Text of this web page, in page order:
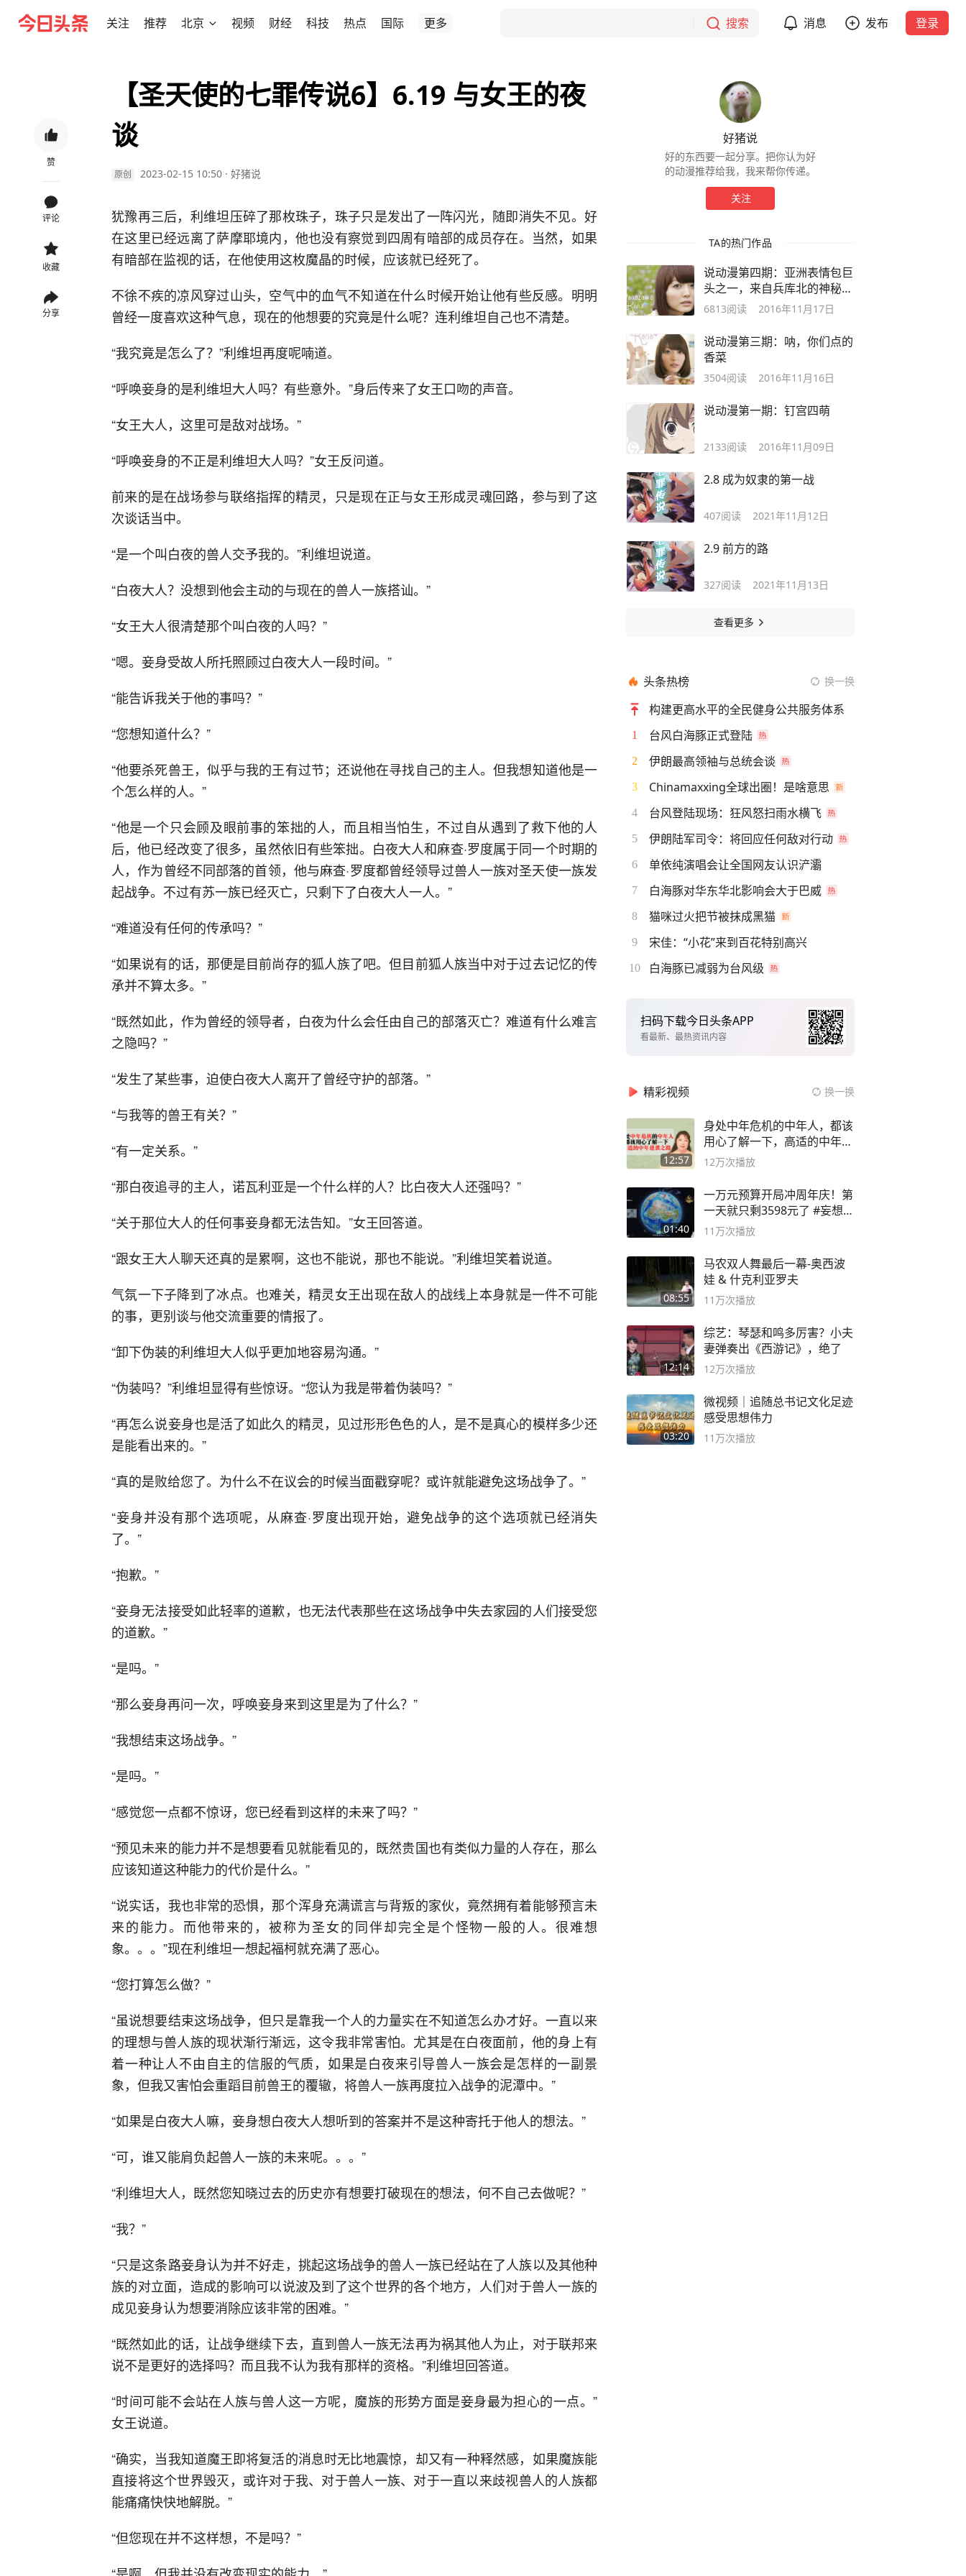
关注 推荐 北京 视频 财经 科技 热点 国际 更多 搜索 消息 发布 登录
赞
评论
收藏
分享
【圣天使的七罪传说6】6.19 与女王的夜
谈
原创 2023-02-15 10:50 · 好猪说
犹豫再三后，利维坦压碎了那枚珠子，珠子只是发出了一阵闪光，随即消失不见。好
在这里已经远离了萨摩耶境内，他也没有察觉到四周有暗部的成员存在。当然，如果
有暗部在监视的话，在他使用这枚魔晶的时候，应该就已经死了。
不徐不疾的凉风穿过山头，空气中的血气不知道在什么时候开始让他有些反感。明明
曾经一度喜欢这种气息，现在的他想要的究竟是什么呢？连利维坦自己也不清楚。
“我究竟是怎么了？”利维坦再度呢喃道。
“呼唤妾身的是利维坦大人吗？有些意外。”身后传来了女王口吻的声音。
“女王大人，这里可是敌对战场。”
“呼唤妾身的不正是利维坦大人吗？”女王反问道。
前来的是在战场参与联络指挥的精灵，只是现在正与女王形成灵魂回路，参与到了这
次谈话当中。
“是一个叫白夜的兽人交予我的。”利维坦说道。
“白夜大人？没想到他会主动的与现在的兽人一族搭讪。”
“女王大人很清楚那个叫白夜的人吗？”
“嗯。妾身受故人所托照顾过白夜大人一段时间。”
“能告诉我关于他的事吗？”
“您想知道什么？”
“他要杀死兽王，似乎与我的王有过节；还说他在寻找自己的主人。但我想知道他是一
个怎么样的人。”
“他是一个只会顾及眼前事的笨拙的人，而且相当怕生，不过自从遇到了救下他的人
后，他已经改变了很多，虽然依旧有些笨拙。白夜大人和麻查·罗度属于同一个时期的
人，作为曾经不同部落的首领，他与麻查·罗度都曾经领导过兽人一族对圣天使一族发
起战争。不过有苏一族已经灭亡，只剩下了白夜大人一人。”
“难道没有任何的传承吗？”
“如果说有的话，那便是目前尚存的狐人族了吧。但目前狐人族当中对于过去记忆的传
承并不算太多。”
“既然如此，作为曾经的领导者，白夜为什么会任由自己的部落灭亡？难道有什么难言
之隐吗？”
“发生了某些事，迫使白夜大人离开了曾经守护的部落。”
“与我等的兽王有关？”
“有一定关系。”
“那白夜追寻的主人，诺瓦利亚是一个什么样的人？比白夜大人还强吗？”
“关于那位大人的任何事妾身都无法告知。”女王回答道。
“跟女王大人聊天还真的是累啊，这也不能说，那也不能说。”利维坦笑着说道。
气氛一下子降到了冰点。也难关，精灵女王出现在敌人的战线上本身就是一件不可能
的事，更别谈与他交流重要的情报了。
“卸下伪装的利维坦大人似乎更加地容易沟通。”
“伪装吗？”利维坦显得有些惊讶。“您认为我是带着伪装吗？”
“再怎么说妾身也是活了如此久的精灵，见过形形色色的人，是不是真心的模样多少还
是能看出来的。”
“真的是败给您了。为什么不在议会的时候当面戳穿呢？或许就能避免这场战争了。”
“妾身并没有那个选项呢，从麻查·罗度出现开始，避免战争的这个选项就已经消失
了。”
“抱歉。”
“妾身无法接受如此轻率的道歉，也无法代表那些在这场战争中失去家园的人们接受您
的道歉。”
“是吗。”
“那么妾身再问一次，呼唤妾身来到这里是为了什么？”
“我想结束这场战争。”
“是吗。”
“感觉您一点都不惊讶，您已经看到这样的未来了吗？”
“预见未来的能力并不是想要看见就能看见的，既然贵国也有类似力量的人存在，那么
应该知道这种能力的代价是什么。”
“说实话，我也非常的恐惧，那个浑身充满谎言与背叛的家伙，竟然拥有着能够预言未
来的能力。而他带来的，被称为圣女的同伴却完全是个怪物一般的人。很难想
象。。。”现在利维坦一想起福柯就充满了恶心。
“您打算怎么做？”
“虽说想要结束这场战争，但只是靠我一个人的力量实在不知道怎么办才好。一直以来
的理想与兽人族的现状渐行渐远，这令我非常害怕。尤其是在白夜面前，他的身上有
着一种让人不由自主的信服的气质，如果是白夜来引导兽人一族会是怎样的一副景
象，但我又害怕会重蹈目前兽王的覆辙，将兽人一族再度拉入战争的泥潭中。”
“如果是白夜大人嘛，妾身想白夜大人想听到的答案并不是这种寄托于他人的想法。”
“可，谁又能肩负起兽人一族的未来呢。。。”
“利维坦大人，既然您知晓过去的历史亦有想要打破现在的想法，何不自己去做呢？”
“我？”
“只是这条路妾身认为并不好走，挑起这场战争的兽人一族已经站在了人族以及其他种
族的对立面，造成的影响可以说波及到了这个世界的各个地方，人们对于兽人一族的
成见妾身认为想要消除应该非常的困难。”
“既然如此的话，让战争继续下去，直到兽人一族无法再为祸其他人为止，对于联邦来
说不是更好的选择吗？而且我不认为我有那样的资格。”利维坦回答道。
“时间可能不会站在人族与兽人这一方呢，魔族的形势方面是妾身最为担心的一点。”
女王说道。
“确实，当我知道魔王即将复活的消息时无比地震惊，却又有一种释然感，如果魔族能
直接将这个世界毁灭，或许对于我、对于兽人一族、对于一直以来歧视兽人的人族都
能痛痛快快地解脱。”
“但您现在并不这样想，不是吗？”
好猪说
好的东西要一起分享。把你认为好
的动漫推荐给我，我来帮你传递。
关注
TA的热门作品
说动漫第四期：亚洲表情包巨
头之一，来自兵库北的神秘微
笑
6813阅读 2016年11月17日
说动漫第三期：呐，你们点的
香菜
3504阅读 2016年11月16日
说动漫第一期：钉宫四萌
2133阅读 2016年11月09日
2.8 成为奴隶的第一战
407阅读 2021年11月12日
2.9 前方的路
327阅读 2021年11月13日
查看更多
头条热榜 换一换
构建更高水平的全民健身公共服务体系
1 台风白海豚正式登陆
2 伊朗最高领袖与总统会谈
3 Chinamaxxing全球出圈！是啥意思
4 台风登陆现场：狂风怒扫雨水横飞
5 伊朗陆军司令：将回应任何敌对行动
6 单依纯演唱会让全国网友认识浐灞
7 白海豚对华东华北影响会大于巴威
8 猫咪过火把节被抹成黑猫
9 宋佳：“小花”来到百花特别高兴
10 白海豚已减弱为台风级
扫码下载今日头条APP
看最新、最热资讯内容
精彩视频 换一换
12:57
身处中年危机的中年人，都该
用心了解一下，高适的中年逆
袭之路
12万次播放
01:40
一万元预算开局冲周年庆！第
一天就只剩3598元了 #妄想山
海
11万次播放
08:55
马农双人舞最后一幕-奥西波
娃 & 什克利亚罗夫
11万次播放
12:14
综艺：琴瑟和鸣多厉害？小夫
妻弹奏出《西游记》，绝了
12万次播放
03:20
微视频｜追随总书记文化足迹
感受思想伟力
11万次播放